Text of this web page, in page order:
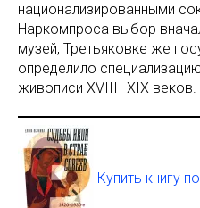
национализированными
Наркомпроса выбор
музей, Третьяковке же
определило
живописи XVIII–XIX веков.
Купить книгу